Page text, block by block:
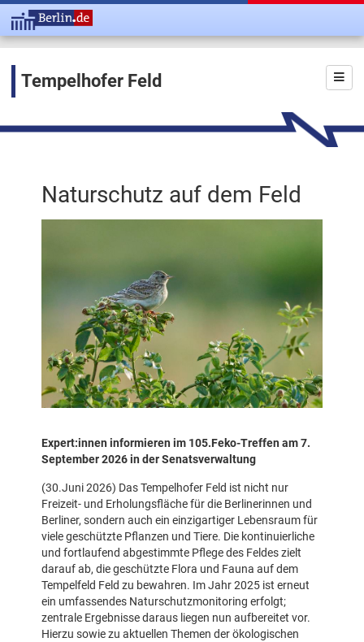
Tempelhofer Feld
Naturschutz auf dem Feld
Expert:innen informieren im 105.Feko-Treffen am 7.
September 2026 in der Senatsverwaltung
(30.Juni 2026) Das Tempelhofer Feld ist nicht nur
Freizeit- und Erholungsfläche für die Berlinerinnen und
Berliner, sondern auch ein einzigartiger Lebensraum für
viele geschützte Pflanzen und Tiere. Die kontinuierliche
und fortlaufend abgestimmte Pflege des Feldes zielt
darauf ab, die geschützte Flora und Fauna auf dem
Tempelfeld Feld zu bewahren. Im Jahr 2025 ist erneut
ein umfassendes Naturschutzmonitoring erfolgt;
zentrale Ergebnisse daraus liegen nun aufbereitet vor.
Hierzu sowie zu aktuellen Themen der ökologischen